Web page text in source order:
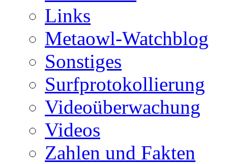
Links
Metaowl-Watchblog
Sonstiges
Surfprotokollierung
Videoüberwachung
Videos
Zahlen und Fakten